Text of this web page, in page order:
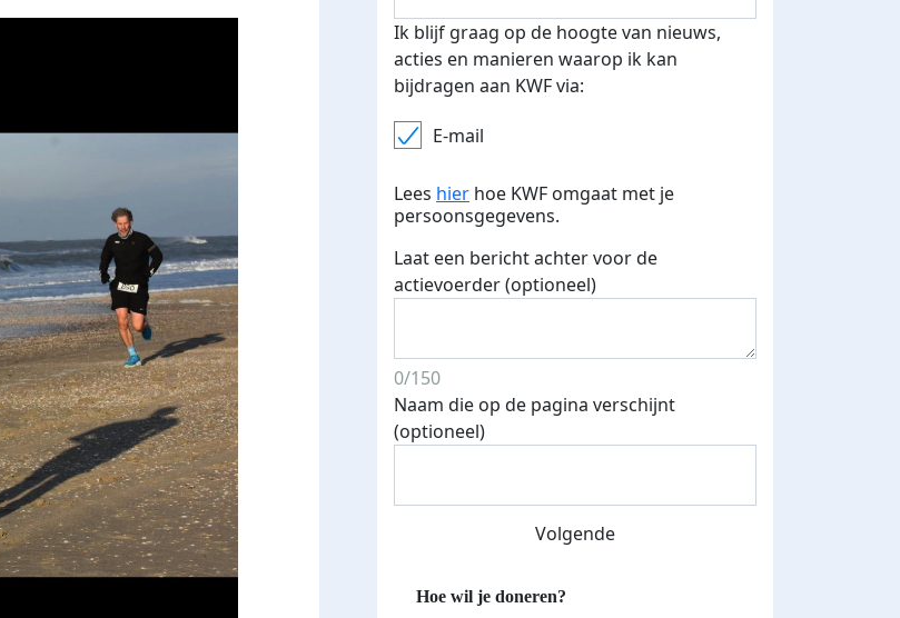
Ik blijf graag op de hoogte van nieuws,
acties en manieren waarop ik kan
bijdragen aan KWF via:
E-mail
Lees hier hoe KWF omgaat met je
persoonsgegevens.
Laat een bericht achter voor de
actievoerder (optioneel)
0/150
Naam die op de pagina verschijnt
(optioneel)
Volgende